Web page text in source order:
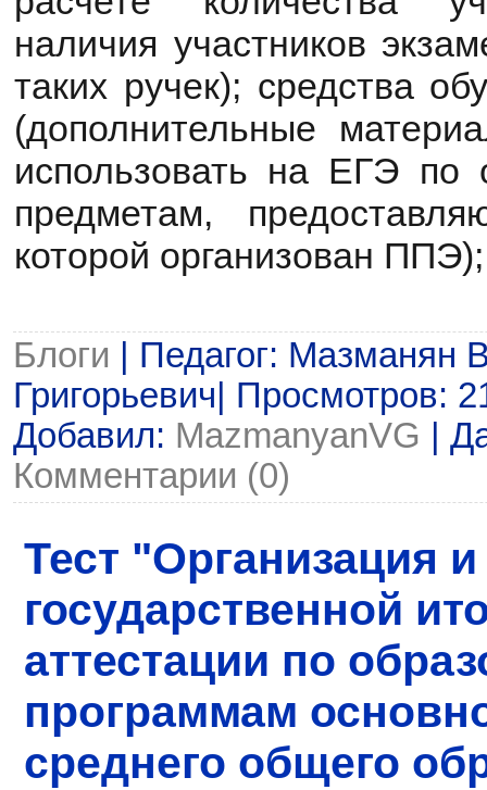
наличия участников
таких ручек); средства
(дополнительные
использовать на ЕГЭ по
предметам,
которой организован ППЭ);
Блоги | Педагог: Мазманян
Григорьевич| Просмотров:
Добавил: MazmanyanVG |
Комментарии (0)
Тест "Организация
государственной
аттестации по
программам
среднего общего